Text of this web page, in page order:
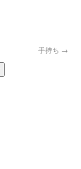
手持ち →